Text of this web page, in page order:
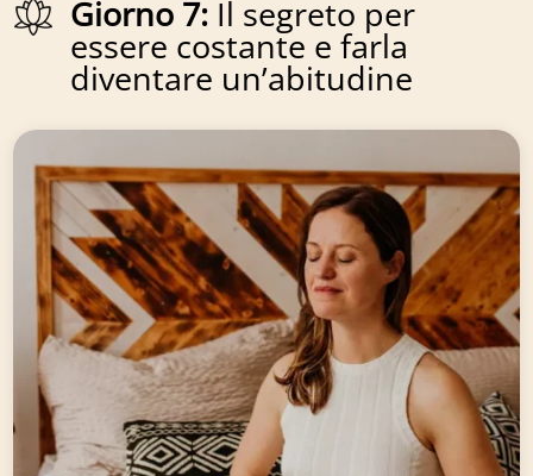
Giorno 7:Il segreto per
essere costante e farla
diventare un’abitudine